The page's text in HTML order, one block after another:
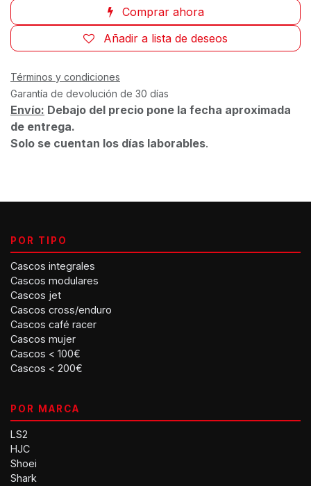
Comprar ahora
Añadir a lista de deseos
Términos y condiciones
Garantía de devolución de 30 días
Envío: Debajo del precio pone la fecha aproximada
de entrega.
Solo se cuentan los días laborables.
POR TIPO
Cascos integrales
Cascos modulares
Cascos jet
Cascos cross/enduro
Cascos café racer
Cascos mujer
Cascos < 100€
Cascos < 200€
POR MARCA
LS2
HJC
Shoei
Shark